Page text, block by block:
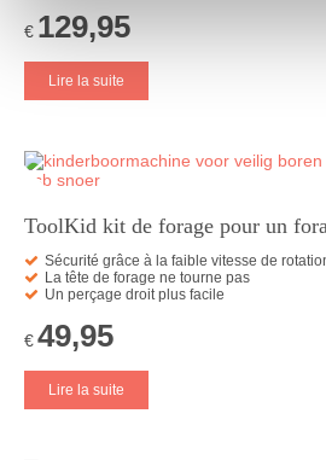
€ 129,95
Lire la suite
ToolKid kit de forage pour un
Sécurité grâce à la faible vitesse de
La tête de forage ne tourne pas
Un perçage droit plus facile
€49,95
Lire la suite